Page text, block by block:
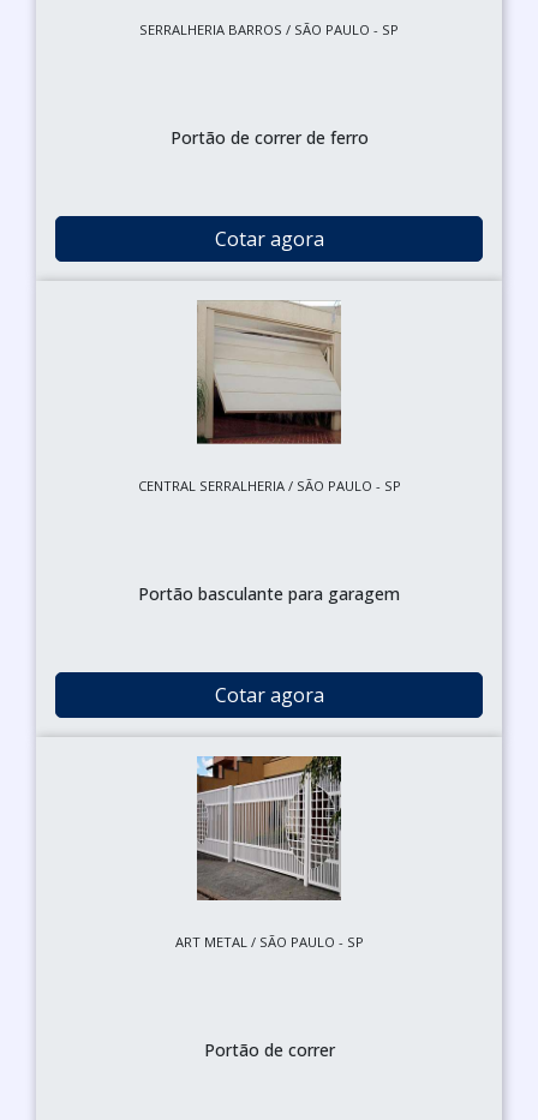
SERRALHERIA BARROS / SÃO PAULO - SP
Portão de correr de ferro
Cotar agora
CENTRAL SERRALHERIA / SÃO PAULO - SP
Portão basculante para garagem
Cotar agora
ART METAL / SÃO PAULO - SP
Portão de correr